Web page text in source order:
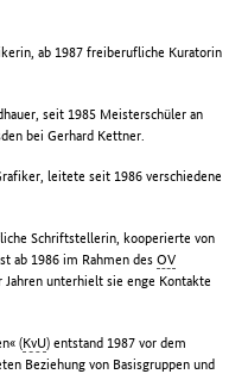
ab 1987 freiberufliche Kuratorin
seit 1985 Meisterschüler an
bei Gerhard Kettner.
leitete seit 1986 verschiedene
Schriftstellerin, kooperierte von
ab 1986 im Rahmen desOV
unterhielt sie enge Kontakte
(KvU) entstand 1987 vor dem
Beziehung von Basisgruppen und